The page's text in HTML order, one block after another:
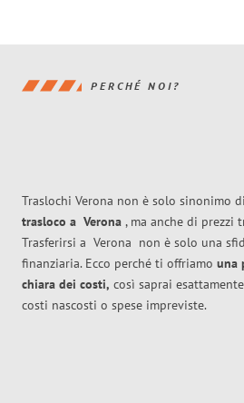
PERCHÉ NOI?
Traslochi Verona non è solo sinonimo di
trasloco a Verona , ma anche di prezzi
Trasferirsi a Verona non è solo una
finanziaria. Ecco perché ti offriamo una
chiara dei costi, così saprai
costi nascosti o spese impreviste.